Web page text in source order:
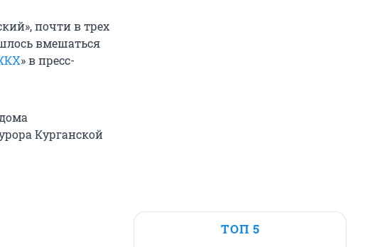
почти в трех
вмешаться
» в пресс-
Курганской
ТОП 5